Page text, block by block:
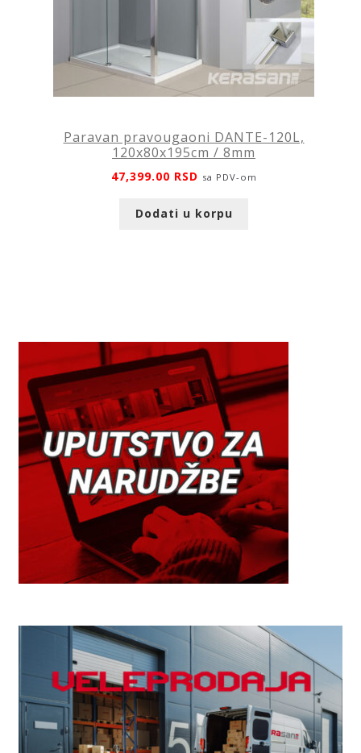
Paravan pravougaoni DANTE-120L,
120x80x195cm / 8mm
47,399.00 RSD sa PDV-om
Dodati u korpu